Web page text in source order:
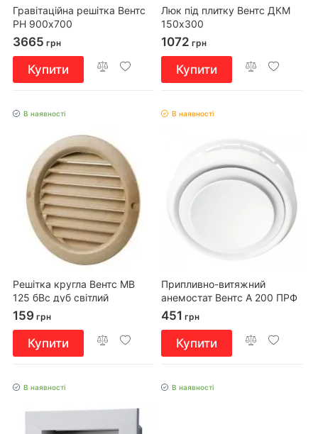
Гравітаційна решітка Вентс
РН 900х700
3665 грн
Купити
Люк під плитку Вентс ДКМ
150х300
1072 грн
Купити
В наявності
Решітка кругла Вентс МВ
125 бВс дуб світлий
159 грн
Купити
В наявності
Припливно-витяжний
анемостат Вентс А 200 ПРФ
451 грн
Купити
В наявності В наявності